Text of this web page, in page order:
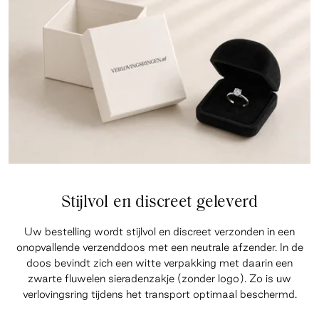
Stijlvol en discreet geleverd
Uw bestelling wordt stijlvol en discreet verzonden in een
onopvallende verzenddoos met een neutrale afzender. In de
doos bevindt zich een witte verpakking met daarin een
zwarte fluwelen sieradenzakje (zonder logo). Zo is uw
verlovingsring tijdens het transport optimaal beschermd.